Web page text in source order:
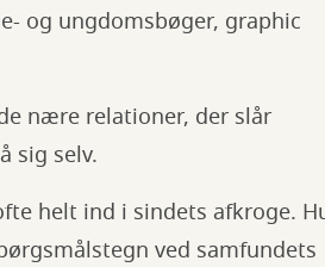
og ungdomsbøger, graphic
nære relationer, der slår
sig selv.
helt ind i sindets afkroge.
ved samfundets